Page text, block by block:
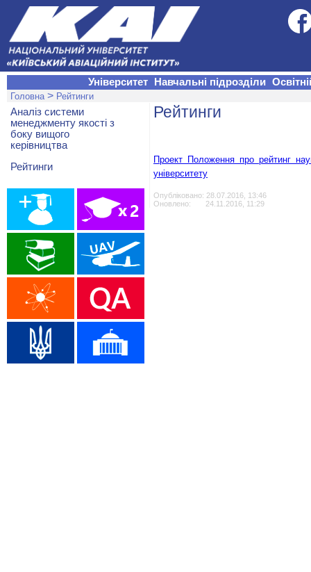
Університет Навчальні підрозділи
Головна > Рейтинги
Рейтинги
Проект Положення про рейтинг
університету
Опубліковано: 28.07.2016, 13:46
Оновлено: 24.11.2016, 11:29
Аналіз системи
менеджменту якості з
боку вищого
керівництва
Рейтинги